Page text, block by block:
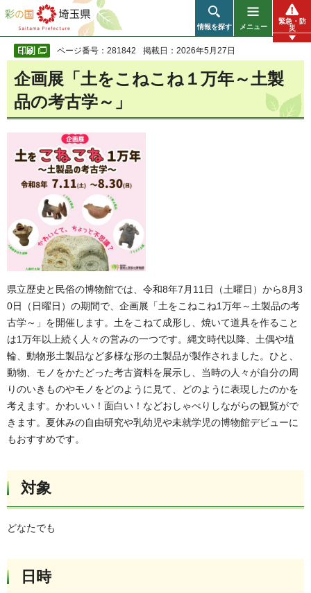
彩の国 埼玉県
情報を探す メニュー
緊急・防
災
ページ番号：281842 掲載日：2026年5月27日
企画展「土をこねこね１万年～土製
品の考古学～」
県立歴史と民俗の博物館では、令和8年7月11日（土曜日）から8月3
0日（日曜日）の期間で、企画展「土をこねこね1万年～土製品の考
古学～」を開催します。土をこねて成形し、焼いて道具を作ること
は1万年以上続く人々の営みの一つです。縄文時代以降、土偶や埴
輪、動物形土製品など多様な形の土製品が製作されました。ひと、
動物、モノをかたどった考古資料を展示し、当時の人々が自分の周
りのいきものやモノをどのように見て、どのように表現したのかを
考えます。かわいい！面白い！などおしゃべりしながらの観覧がで
きます。夏休みの自由研究や乳幼児や未就学児の博物館デビューに
もおすすめです。
対象
どなたでも
日時